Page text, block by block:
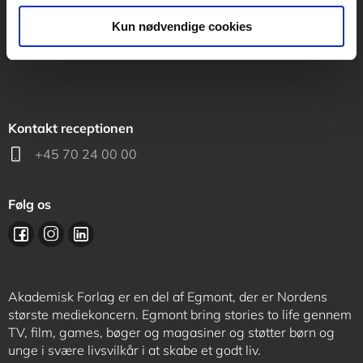
Kun nødvendige cookies
support@akademisk.dk
Kontakt receptionen
+45 70 24 00 00
Følg os
Akademisk Forlag er en del af Egmont, der er Nordens
største mediekoncern. Egmont bring stories to life gennem
TV, film, games, bøger og magasiner og støtter børn og
unge i svære livsvilkår i at skabe et godt liv.